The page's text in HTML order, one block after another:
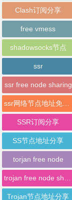
Clash订阅分享
free vmess
shadowsocks节点
ssr
ssr free node sharing
SSR订阅分享
SS节点地址分享
torjan free node
Trojan节点地址分享